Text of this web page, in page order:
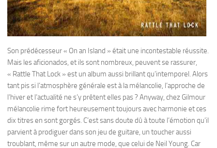
Son prédécesseur « On an Island » était une incontestable réussite.
Mais les aficionados, et ils sont nombreux, peuvent se rassurer,
« Rattle That Lock » est un album aussi brillant qu’intemporel. Alors
tant pis si l’atmosphère générale est à la mélancolie, l’approche de
l’hiver et l’actualité ne s’y prêtent elles pas ? Anyway, chez Gilmour
mélancolie rime fort heureusement toujours avec harmonie et ces
dix titres en sont gorgés. C’est sans doute dû à toute l’émotion qu’il
parvient à prodiguer dans son jeu de guitare, un toucher aussi
troublant, même sur un autre mode, que celui de Neil Young. Car